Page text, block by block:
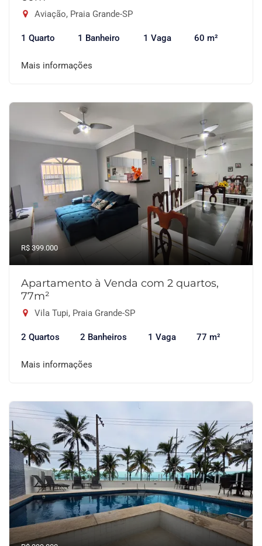
Aviação, Praia Grande-SP
1 Quarto 1 Banheiro 1 Vaga 60 m²
Mais informações
R$ 399.000
Apartamento à Venda com 2 quartos,
77m²
Vila Tupi, Praia Grande-SP
2 Quartos 2 Banheiros 1 Vaga 77 m²
Mais informações